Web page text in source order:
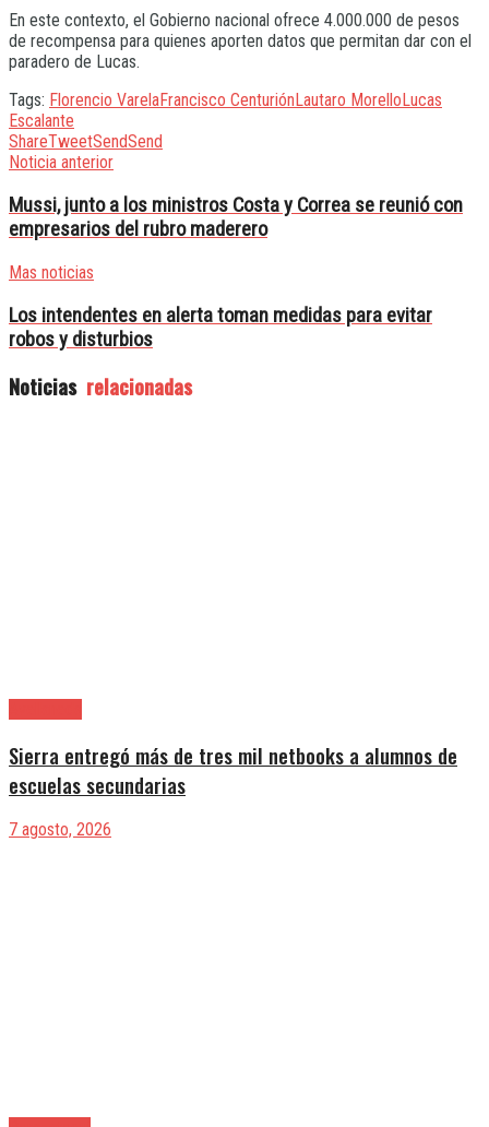
En este contexto, el Gobierno nacional ofrece 4.000.000 de pesos
de recompensa para quienes aporten datos que permitan dar con el
paradero de Lucas.
Tags: Florencio VarelaFrancisco Centurión Lautaro Morello Lucas
Escalante
ShareTweetSendSend
Noticia anterior
Mussi, junto a los ministros Costa y Correa se reunió con
empresarios del rubro maderero
Mas noticias
Los intendentes en alerta toman medidas para evitar
robos y disturbios
Noticias relacionadas
Sierra entregó más de tres mil netbooks a alumnos de
escuelas secundarias
7 agosto, 2026